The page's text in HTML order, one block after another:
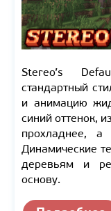
Stereo’s
стандартный
и анимацию
синий оттенок,
прохладнее,
Динамические
деревьям и
основу.